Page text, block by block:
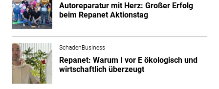
Autoreparatur mit Herz: Großer Erfolg
beim Repanet Aktionstag
SchadenBusiness
Repanet: Warum I vor E ökologisch und
wirtschaftlich überzeugt